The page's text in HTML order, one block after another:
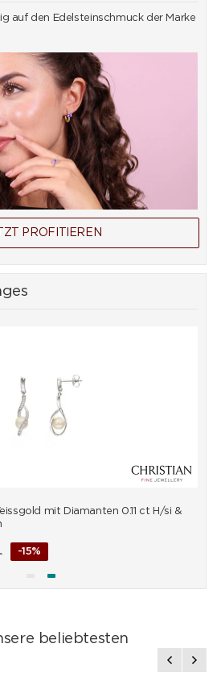
auf den Edelsteinschmuck der Marke
PROFITIEREN
mit Diamanten 0.11 ct H/si &
-15%
beliebtesten